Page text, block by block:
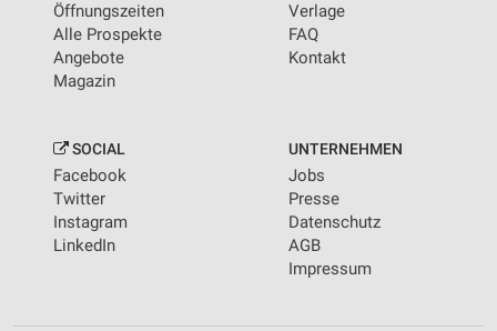
Öffnungszeiten
Alle Prospekte
Angebote
Magazin
Verlage
FAQ
Kontakt
SOCIAL
Facebook
Twitter
Instagram
LinkedIn
UNTERNEHMEN
Jobs
Presse
Datenschutz
AGB
Impressum
Messung der Werbeleistung
Messung der Performance von Inhalten
Quellen
Entwicklung und Verbesserung der Angebote
Verwendung reduzierter Daten zur Auswahl von
Inhalten